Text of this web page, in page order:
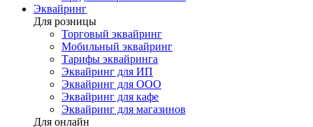
Эквайринг
Для розницы
Торговый эквайринг
Мобильный эквайринг
Тарифы эквайринга
Эквайринг для ИП
Эквайринг для ООО
Эквайринг для кафе
Эквайринг для магазинов
Для онлайн